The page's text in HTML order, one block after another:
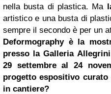
nella busta di plastica. Ma
artistico e una busta di
sempre il secondo è per un
Deformography è la
presso la Galleria
29 settembre al 24
progetto espositivo
in cantiere?